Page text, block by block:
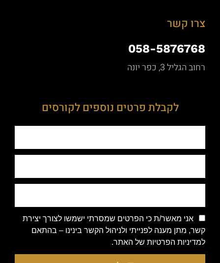
צרו קשר
058-5876768
רחוב הגליל 3, כפר יונה
לקבלת פרטים נוספים לקורסים
אני מאשר/ת כי הפרטים שמסרתי ישמשו לצורך יצירת
קשר, מתן מענה לפנייתי ולניהול הקשר בינינו – בהתאם
למדיניות הפרטיות של האתר.